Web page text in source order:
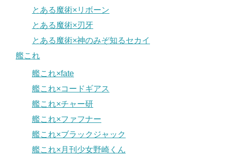
とある魔術×リボーン
とある魔術×刃牙
とある魔術×神のみぞ知るセカイ
艦これ
艦これ×fate
艦これ×コードギアス
艦これ×チャー研
艦これ×ファフナー
艦これ×ブラックジャック
艦これ×月刊少女野崎くん